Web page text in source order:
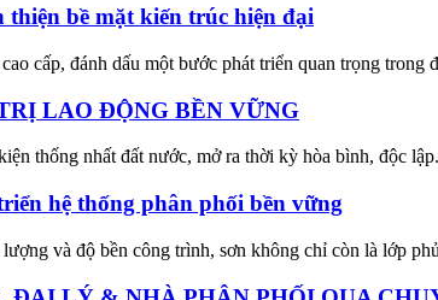
thiện bề mặt kiến trúc hiện đại
cấp, đánh dấu một bước phát triển quan trọng trong
LAO ĐỘNG BỀN VỮNG
thống nhất đất nước, mở ra thời kỳ hòa bình, độc
hệ thống phân phối bền vững
và độ bền công trình, sơn không chỉ còn là lớp